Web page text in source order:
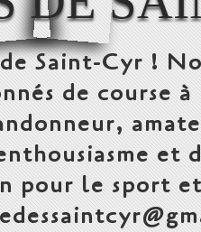
Saint-Cyr !
de course
et
pour le sport